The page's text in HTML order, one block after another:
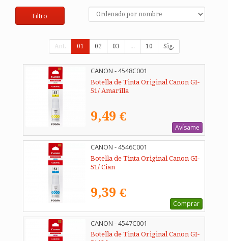
Filtro
Ant. 01 02 03 ... 10 Sig.
CANON - 4548C001
Botella de Tinta Original Canon GI-
51/ Amarilla
9,49 €
Avísame
CANON - 4546C001
Botella de Tinta Original Canon GI-
51/ Cian
9,39 €
Comprar
CANON - 4547C001
Botella de Tinta Original Canon GI-